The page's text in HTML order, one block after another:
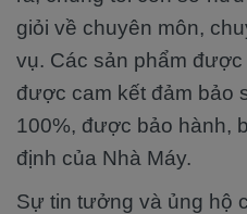
giỏi về chuyên môn,
vụ. Các sản phẩm
được cam kết đảm bảo
100%, được bảo hành,
định của Nhà Máy.
Sự tin tưởng và ủng hộ